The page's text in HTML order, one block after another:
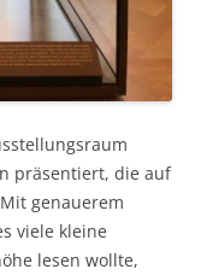
präsentiert, die auf
genauerem
viele kleine
lesen wollte,